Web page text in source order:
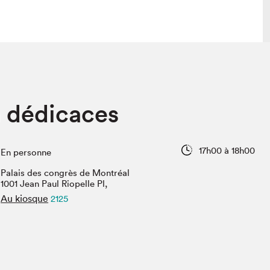
Vidéos et balados
En personne
17h00 à 18h00
Palais des congrès de Montréal
1001 Jean Paul Riopelle Pl,
Au kiosque 2125